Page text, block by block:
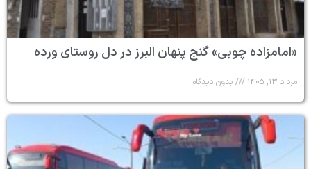
«امامزاده چوبی» گنج پنهان البرز در دل روستای ورده
مرداد ۱۳, ۱۴۰۵ بدون دیدگاه